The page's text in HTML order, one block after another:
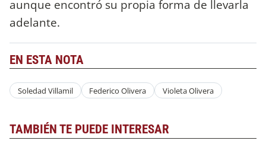
aunque encontró su propia forma de llevarla
adelante.
EN ESTA NOTA
Soledad Villamil Federico Olivera Violeta Olivera
TAMBIÉN TE PUEDE INTERESAR